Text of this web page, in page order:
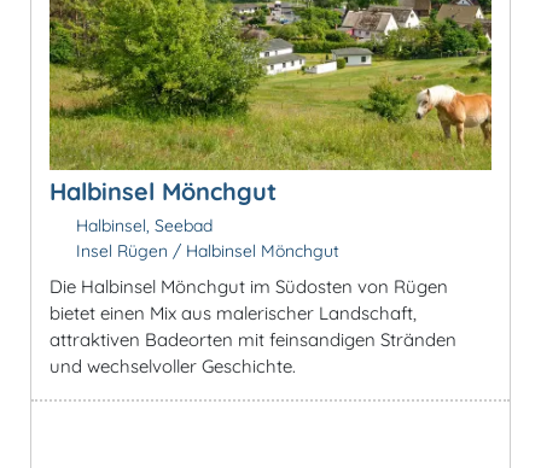
Halbinsel Mönchgut
Halbinsel, Seebad
Insel Rügen / Halbinsel Mönchgut
Die Halbinsel Mönchgut im Südosten von Rügen
bietet einen Mix aus malerischer Landschaft,
attraktiven Badeorten mit feinsandigen Stränden
und wechselvoller Geschichte.